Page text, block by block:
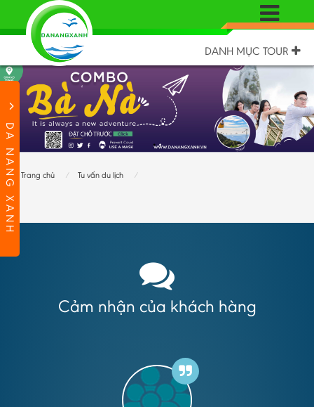
DANH MỤC TOUR
DA NANG XANH Trang chủ Tu vấn du lịch
Cảm nhận của khách hàng